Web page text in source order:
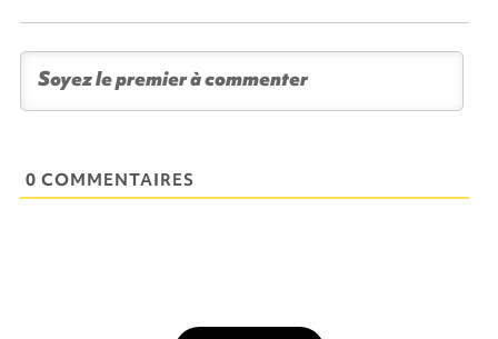
0 COMMENTAIRES